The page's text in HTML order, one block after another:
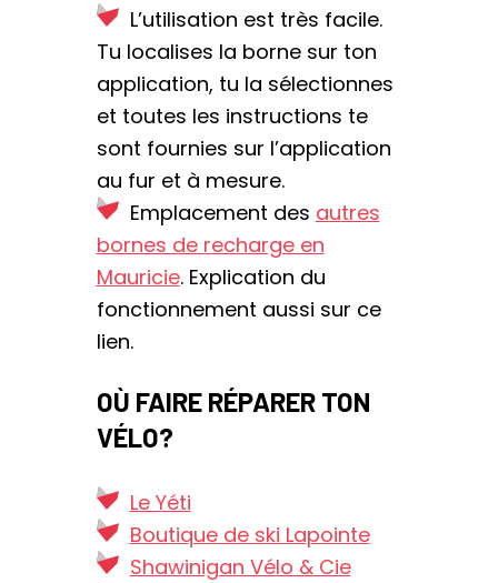
L’utilisation est très facile.
Tu localises la borne sur ton
application, tu la sélectionnes
et toutes les instructions te
sont fournies sur l’application
au fur et à mesure.
Emplacement des autres
bornes de recharge en
Mauricie. Explication du
fonctionnement aussi sur ce
lien.
OÙ FAIRE RÉPARER TON
VÉLO?
Le Yéti
Boutique de ski Lapointe
Shawinigan Vélo & Cie